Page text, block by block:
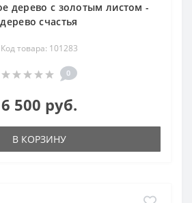
дерево с золотым листом -
дерево счастья
Код товара: 101283
0
6 500 руб.
В КОРЗИНУ